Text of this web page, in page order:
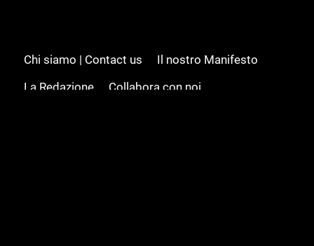
Chi siamo | Contact us
Il nostro Manifesto
La Redazione
Collabora con noi